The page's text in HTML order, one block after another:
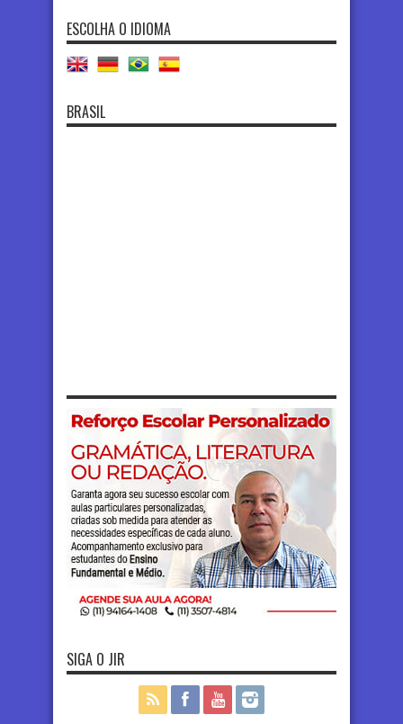
ESCOLHA O IDIOMA
BRASIL
SIGA O JIR